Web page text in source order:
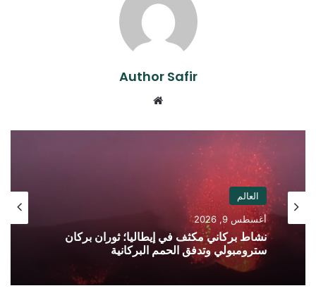
Author Safir
العالم
أغسطس 9, 2026
نشاط بركاني مكثف في إيطاليا؛ ثوران بركان
سترومبولي وتدفق الحمم البركانية